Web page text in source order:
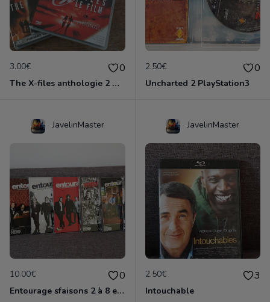
3.00€ 0
The X-files anthologie 2 DVD
2.50€ 0
Uncharted 2 PlayStation3
JavelinMaster
10.00€ 0
Entourage sfaisons 2 à 8 en dvd
JavelinMaster
2.50€ 3
Intouchable